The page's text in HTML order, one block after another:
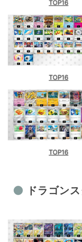
TOP16
TOP16
TOP16
ドラゴン